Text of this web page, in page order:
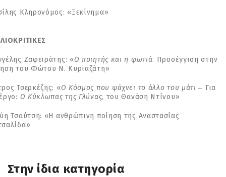
Κληρονόμος: «Ξεκίνημα»
Ζαφειράτης: «Ο ποιητής και η φωτιά. Προσέγγιση στην
του Φώτου Ν. Κυριαζάτη»
Τσερκέζης: «Ο Κόσμος που ψάχνει το άλλο του μάτι ‒ Για
Ο Κύκλωπας της Γλύνας, του Θανάση Ντίνου»
Τσούτση: «Η ανθρώπινη ποίηση της Αναστασίας
Στην ίδια κατηγορία